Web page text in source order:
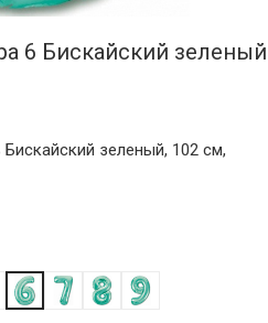
6 Бискайский зеленый
зеленый, 102 см,